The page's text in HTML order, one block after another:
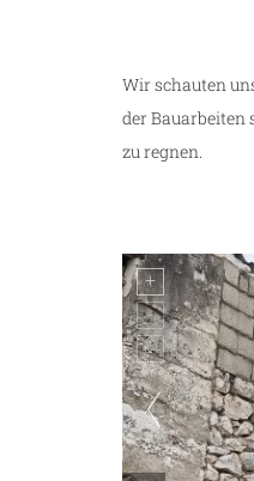
Wir schauten
der Bauarbeiten
zu regnen.